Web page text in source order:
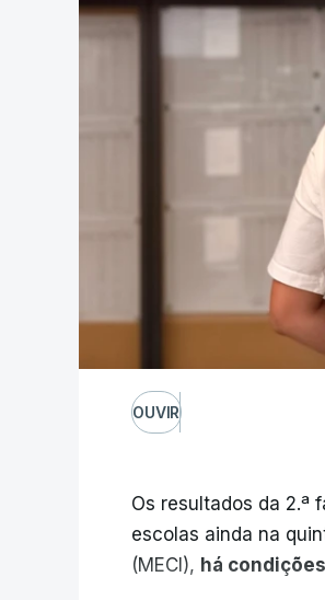
OUVIR
Os resultados da 2.ª
escolas ainda na
(MECI), há